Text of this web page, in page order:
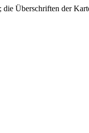
Überschriften der